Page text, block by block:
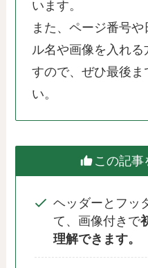
います。
また、ページ番号
ル名や画像を入れ
すので、ぜひ最後ま
い。
この記事
ヘッダーとフッ
て、画像付きで
理解できます。